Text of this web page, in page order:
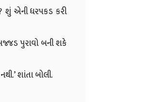
શું એની ધરપકડ કરી
પુરાવો બની શકે
શાંતા બોલી.